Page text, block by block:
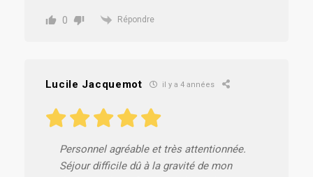
0 Répondre
Lucile Jacquemot il y a 4 années
Personnel agréable et très attentionnée.
Séjour difficile dû à la gravité de mon